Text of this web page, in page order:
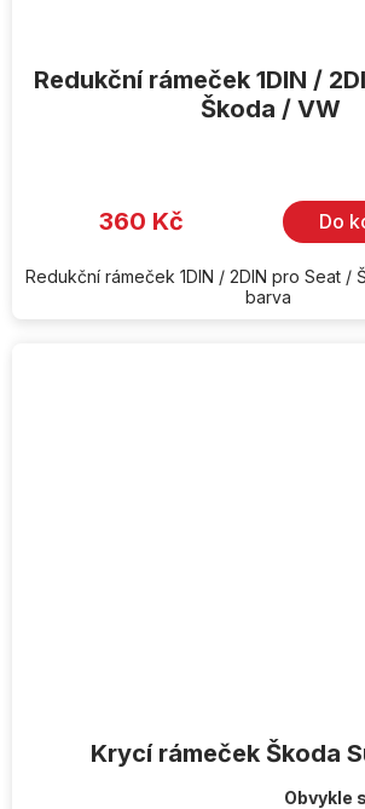
Redukční rámeček 1DIN /
Škoda / VW
360 Kč Do
Redukční rámeček 1DIN / 2DIN pro Seat /
barva
Krycí rámeček Škoda
Obvykle